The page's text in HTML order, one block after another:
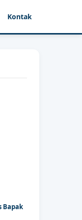
Kontak
Bapak